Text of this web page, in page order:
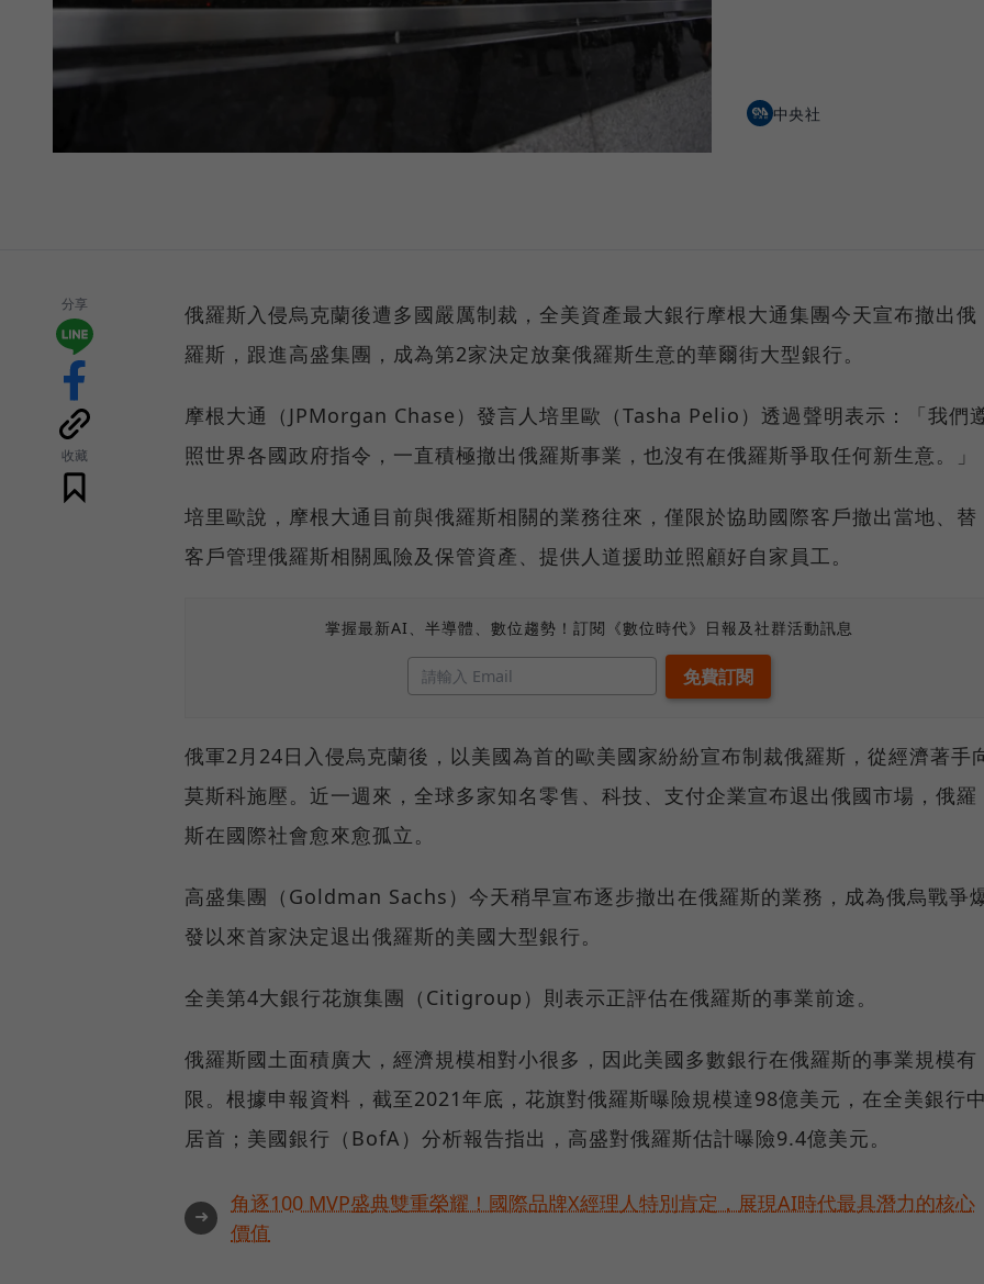
中央社
分享
收藏
俄羅斯入侵烏克蘭後遭多國嚴厲制裁，全美資產最大銀行摩根大通集團今天宣布撤出俄
羅斯，跟進高盛集團，成為第2家決定放棄俄羅斯生意的華爾街大型銀行。
摩根大通（JPMorgan Chase）發言人培里歐（Tasha Pelio）透過聲明表示：「我們
照世界各國政府指令，一直積極撤出俄羅斯事業，也沒有在俄羅斯爭取任何新生意。」
培里歐說，摩根大通目前與俄羅斯相關的業務往來，僅限於協助國際客戶撤出當地、替
客戶管理俄羅斯相關風險及保管資產、提供人道援助並照顧好自家員工。
掌握最新AI、半導體、數位趨勢！訂閱《數位時代》日報及社群活動訊息
俄軍2月24日入侵烏克蘭後，以美國為首的歐美國家紛紛宣布制裁俄羅斯，從經濟著手
莫斯科施壓。近一週來，全球多家知名零售、科技、支付企業宣布退出俄國市場，俄羅
斯在國際社會愈來愈孤立。
高盛集團（Goldman Sachs）今天稍早宣布逐步撤出在俄羅斯的業務，成為俄烏戰爭
發以來首家決定退出俄羅斯的美國大型銀行。
全美第4大銀行花旗集團（Citigroup）則表示正評估在俄羅斯的事業前途。
俄羅斯國土面積廣大，經濟規模相對小很多，因此美國多數銀行在俄羅斯的事業規模有
限。根據申報資料，截至2021年底，花旗對俄羅斯曝險規模達98億美元，在全美銀行
居首；美國銀行（BofA）分析報告指出，高盛對俄羅斯估計曝險9.4億美元。
➜
角逐100 MVP盛典雙重榮耀！國際品牌X經理人特別肯定，展現AI時代最具潛力的核心
價值